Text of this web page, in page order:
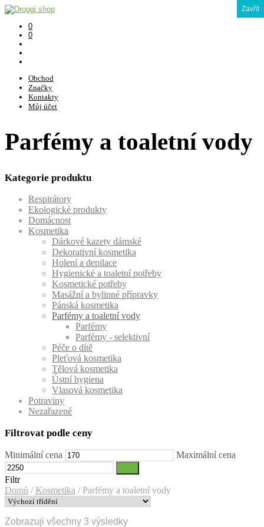
0
0
Obchod
Značky
Kontakty
Můj účet
Parfémy a toaletní vody
Kategorie produktu
Respirátory
Ekologické produkty
Domácnost
Kosmetika
Dárkové kazety dámské
Dekorativní kosmetika
Holení a depilace
Hygienické a toaletní potřeby
Kosmetické potřeby
Masážní a bylinné přípravky
Pánská kosmetika
Parfémy a toaletní vody
Parfémy
Parfémy - selektivní
Péče o dítě
Pleťová kosmetika
Tělová kosmetika
Ústní hygiena
Vlasová kosmetika
Potraviny
Nezařazené
Filtrovat podle ceny
Minimální cena Maximální cena
Filtr
Domů / Kosmetika /Parfémy a toaletní vody
Zobrazuji všechny 3 výsledky
Zavřít